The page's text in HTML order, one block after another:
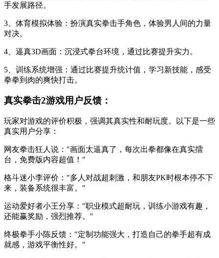
手发展路径。
3、体育模拟体验：扮演真实拳击手角色，体验男人间的力量
对决。
4、逼真3D画面：沉浸式拳台环境，通过比赛提升实力。
5、训练系统增强：通过比赛提升统计值，学习新技能，感受
拳拳到肉的爽快打击。
真实拳击2游戏用户反馈：
玩家对游戏的评价积极，强调其真实性和耐玩度。以下是一些
真实用户分享：
网友拳击狂人说："画面太逼真了，每次出拳都像在真实擂
台，免费版内容超值！"
格斗迷小李评价："多人对战超刺激，和朋友PK时根本停不下
来，装备系统很丰富。"
运动爱好者小王分享："职业模式超耐玩，训练小游戏有趣，
还能赢奖励，强烈推荐。"
终极拳手小陈反馈："定制功能强大，打造自己的拳手超有成
就感，游戏平衡性好。"